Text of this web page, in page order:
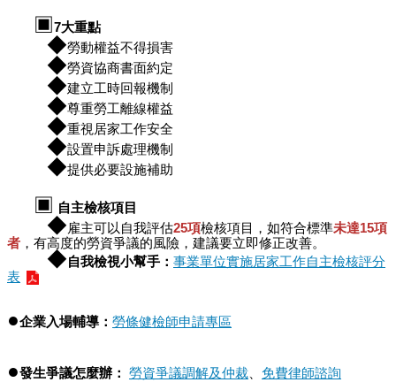
▣7大重點
◆勞動權益不得損害
◆勞資協商書面約定
◆建立工時回報機制
◆尊重勞工離線權益
◆重視居家工作安全
◆設置申訴處理機制
◆提供必要設施補助
▣ 自主檢核項目
◆雇主可以自我評估25項檢核項目，如符合標準未達15項
者 ，有高度的勞資爭議的風險，建議要立即修正改善。
◆自我檢視小幫手： 事業單位實施居家工作自主檢核評分
表
●企業入場輔導： 勞條健檢師申請專區
●發生爭議怎麼辦： 勞資爭議調解及仲裁 免費律師諮詢